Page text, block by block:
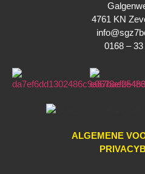
4761 KN
0168 –
ALGEMENE